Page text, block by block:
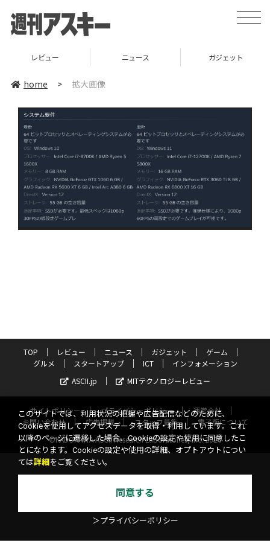
toggle
レビュー ニュース ガジェット
home > 拡大画像
TOP レビュー ニュース ガジェット
ゲーム
グルメ
スタートアップ ICT
インフォメーション
ASCII.jp
MITテクノロジーレビュー
サイトポリシー プライバシーポリシー
運営会社
お問い合わせ
広告掲載 スタッフ募集
電子版について
©KADOKAWA ASCII Research Laboratories, Inc. 2026
このサイトでは、利用状況の把握や広告配信などのために、
Cookieを使用してアクセスデータを取得・利用しています。これ
以降のページに遷移した場合、Cookieの設定や使用に同意したこ
とになります。Cookieの設定や使用の詳細、オプトアウトについ
ては詳細 をご覧ください。
同意する
＞プライバシーポリシー